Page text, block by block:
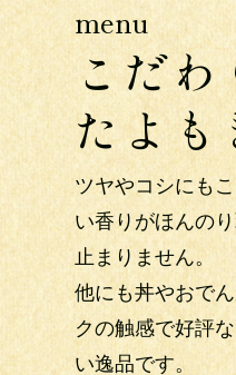
menu
こだ
たよ
ツヤやコシにも
い香りがほんの
止まりません。
他にも丼やおで
クの触感で好評
い逸品です。